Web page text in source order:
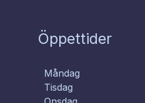
Öppettider
Måndag
Tisdag